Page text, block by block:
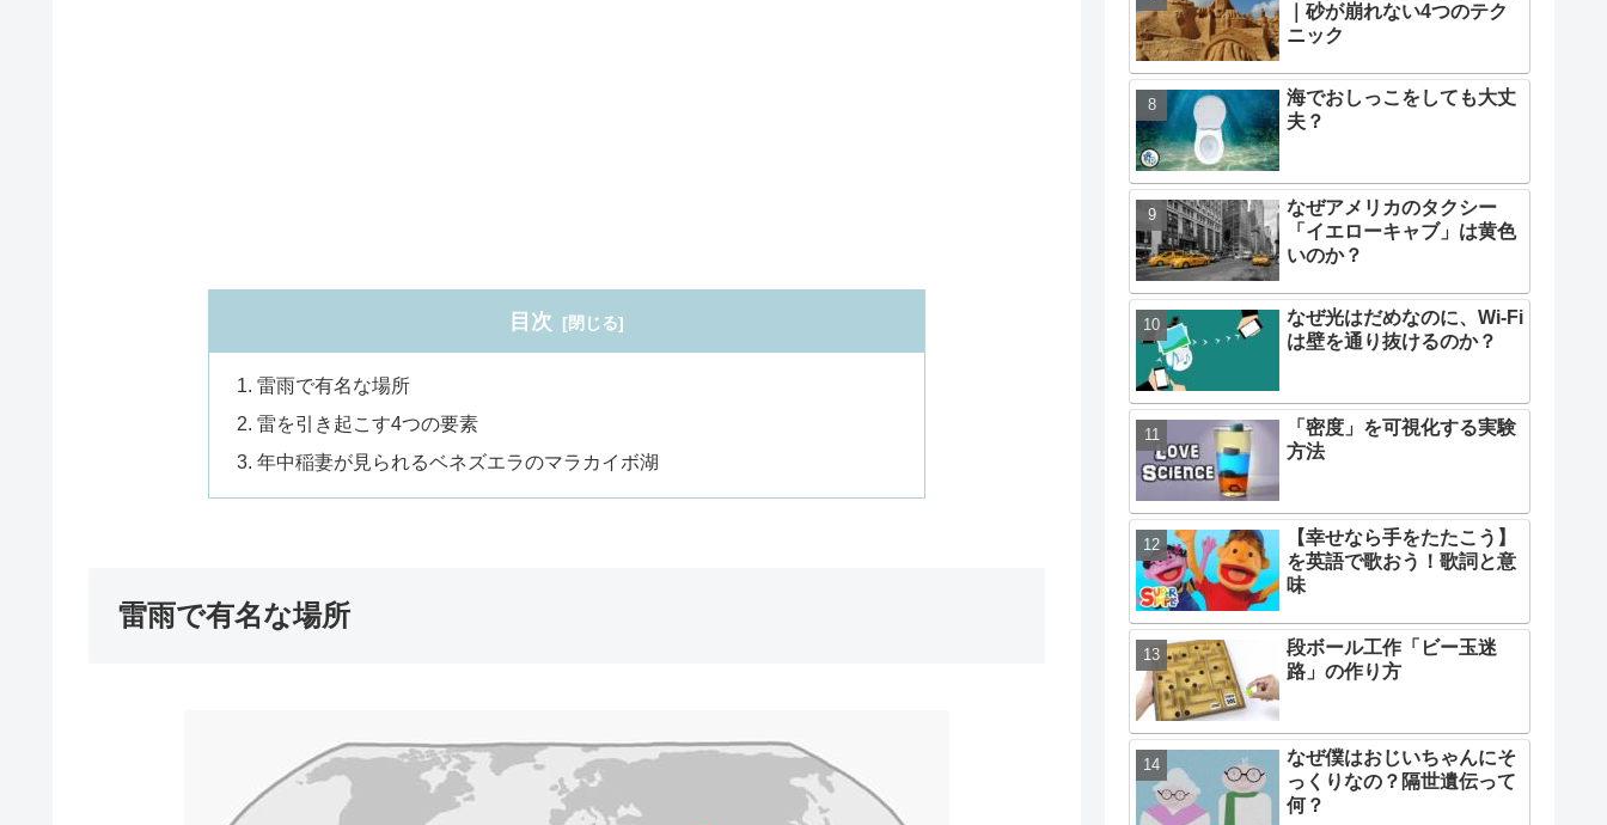
目次
雷雨で有名な場所
雷を引き起こす4つの要素
年中稲妻が見られるベネズエラのマラカイボ湖
雷雨で有名な場所
｜砂が崩れない4つのテク
ニック
海でおしっこをしても大丈
夫？
なぜアメリカのタクシー
「イエローキャブ」は黄色
いのか？
なぜ光はだめなのに、Wi-Fi
は壁を通り抜けるのか？
「密度」を可視化する実験
方法
【幸せなら手をたたこう】
を英語で歌おう！歌詞と意
味
段ボール工作「ビー玉迷
路」の作り方
なぜ僕はおじいちゃんにそ
っくりなの？隔世遺伝って
何？